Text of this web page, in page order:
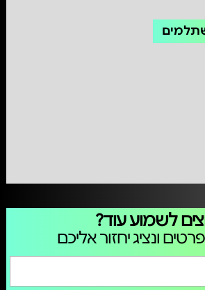
לשמוע עוד?
ונציג יחזור אליכם